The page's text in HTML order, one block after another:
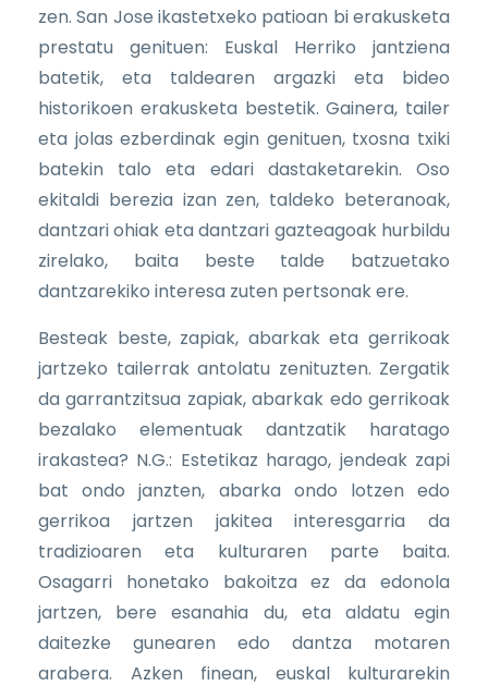
zen. San Jose ikastetxeko patioan bi erakusketa
prestatu genituen: Euskal Herriko jantziena
batetik, eta taldearen argazki eta bideo
historikoen erakusketa bestetik. Gainera, tailer
eta jolas ezberdinak egin genituen, txosna txiki
batekin talo eta edari dastaketarekin. Oso
ekitaldi berezia izan zen, taldeko beteranoak,
dantzari ohiak eta dantzari gazteagoak hurbildu
zirelako, baita beste talde batzuetako
dantzarekiko interesa zuten pertsonak ere.
Besteak beste, zapiak, abarkak eta gerrikoak
jartzeko tailerrak antolatu zenituzten. Zergatik
da garrantzitsua zapiak, abarkak edo gerrikoak
bezalako elementuak dantzatik haratago
irakastea? N.G.: Estetikaz harago, jendeak zapi
bat ondo janzten, abarka ondo lotzen edo
gerrikoa jartzen jakitea interesgarria da
tradizioaren eta kulturaren parte baita.
Osagarri honetako bakoitza ez da edonola
jartzen, bere esanahia du, eta aldatu egin
daitezke gunearen edo dantza motaren
arabera. Azken finean, euskal kulturarekin